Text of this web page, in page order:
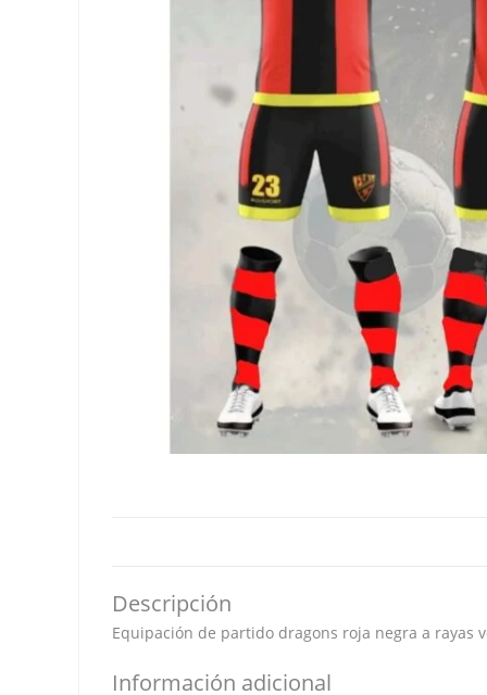
Descripción
Equipación de partido dragons roja negra a rayas
Información adicional